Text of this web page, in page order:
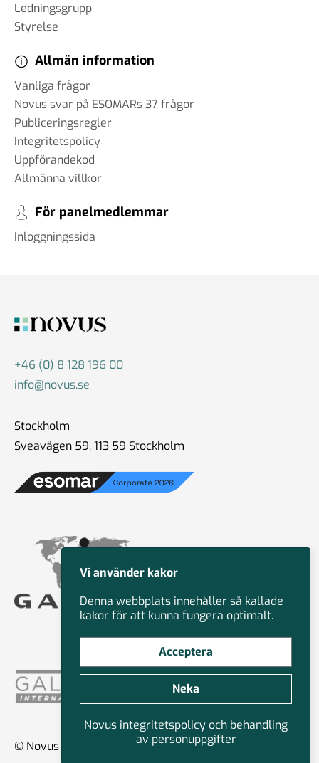
Ledningsgrupp
Styrelse
Allmän information
Vanliga frågor
Novus svar på ESOMARs 37 frågor
Publiceringsregler
Integritetspolicy
Uppförandekod
Allmänna villkor
För panelmedlemmar
Inloggningssida
+46 (0) 8 128 196 00
info@novus.se
Stockholm
Sveavägen 59, 113 59 Stockholm
© Novus Group International 2026
Vi använder kakor
Denna webbplats innehåller så kallade
kakor för att kunna fungera optimalt.
Acceptera
Neka
Novus integritetspolicy och behandling
av personuppgifter